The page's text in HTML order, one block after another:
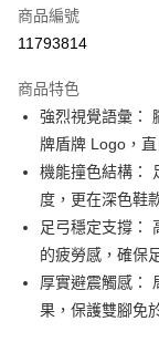
Apple Pay
悠遊付
大哥付你分期
相關說明
【大哥付你分期使用
1.本服務由台灣大哥
2.付款方式選擇「大
流程，驗證手機門號
成交易。
3.實際核准額度、可
4.訂單成立30分鐘內
AFTEE先享後付
相關說明
【關於「AFTEE先享
AFTEE先享後付是「
便利好安心！
１．簡單：不需註冊
ATM付款
商品編號
11793814
商品特色
強烈視覺語彙：
牌盾牌 Logo，
機能撞色結構：
度，更在深色鞋
足弓穩定支撐：
的疲勞感，確保
厚實避震觸感：
果，保護雙腳免